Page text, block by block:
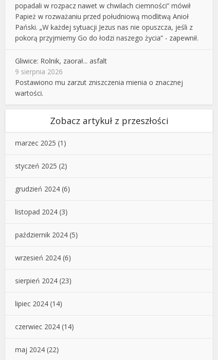
popadali w rozpacz nawet w chwilach ciemności” mówił
Papież w rozważaniu przed południową modlitwą Anioł
Pański. „W każdej sytuacji Jezus nas nie opuszcza, jeśli z
pokorą przyjmiemy Go do łodzi naszego życia” - zapewnił.
Gliwice: Rolnik, zaorał... asfalt
9 sierpnia 2026
Postawiono mu zarzut zniszczenia mienia o znacznej
wartości.
Zobacz artykuł z przeszłości
marzec 2025 (1)
styczeń 2025 (2)
grudzień 2024 (6)
listopad 2024 (3)
październik 2024 (5)
wrzesień 2024 (6)
sierpień 2024 (23)
lipiec 2024 (14)
czerwiec 2024 (14)
maj 2024 (22)